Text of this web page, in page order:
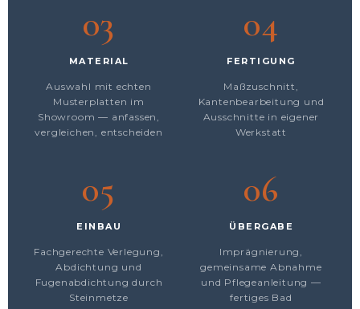
03
MATERIAL
Auswahl mit echten
Musterplatten im
Showroom — anfassen,
vergleichen, entscheiden
04
FERTIGUNG
Maßzuschnitt,
Kantenbearbeitung und
Ausschnitte in eigener
Werkstatt
05
EINBAU
Fachgerechte Verlegung,
Abdichtung und
Fugenabdichtung durch
Steinmetze
06
ÜBERGABE
Imprägnierung,
gemeinsame Abnahme
und Pflegeanleitung —
fertiges Bad